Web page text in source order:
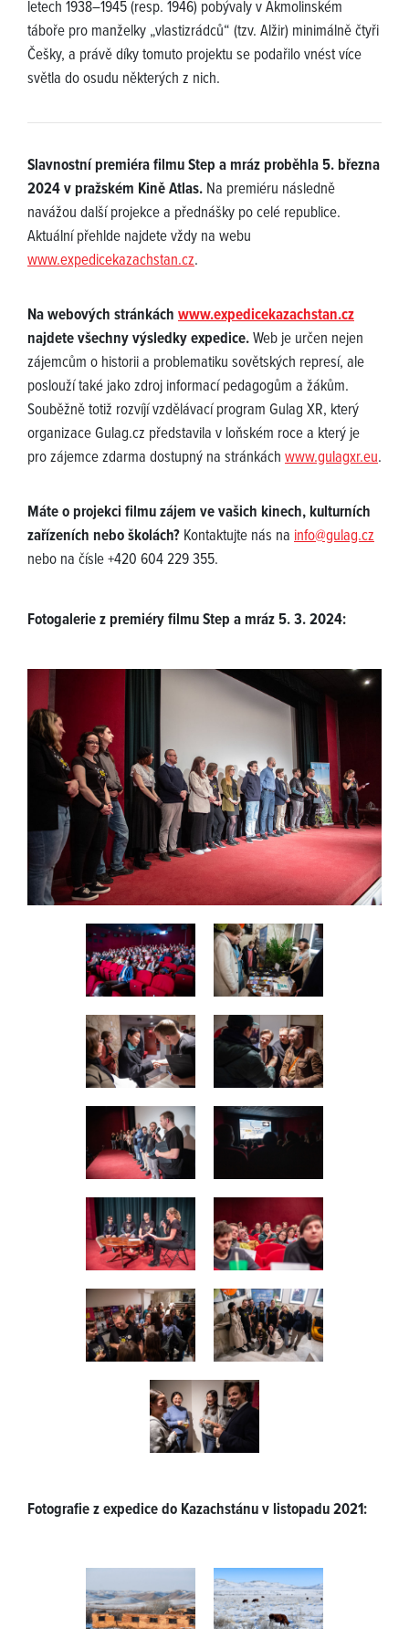
letech 1938–1945 (resp. 1946) pobývaly v Akmolinském
táboře pro manželky „vlastizrádců“ (tzv. Alžir) minimálně čtyři
Češky, a právě díky tomuto projektu se podařilo vnést více
světla do osudu některých z nich.
Slavnostní premiéra filmu Step a mráz proběhla 5. března
2024 v pražském Kině Atlas. Na premiéru následně
navážou další projekce a přednášky po celé republice.
Aktuální přehlde najdete vždy na webu
www.expedicekazachstan.cz.
Na webových stránkách www.expedicekazachstan.cz
najdete všechny výsledky expedice.Web je určen nejen
zájemcům o historii a problematiku sovětských represí, ale
poslouží také jako zdroj informací pedagogům a žákům.
Souběžně totiž rozvíjí vzdělávací program Gulag XR, který
organizace Gulag.cz představila v loňském roce a který je
pro zájemce zdarma dostupný na stránkách www.gulagxr.eu.
Máte o projekci filmu zájem ve vašich kinech, kulturních
zařízeních nebo školách? Kontaktujte nás na info@gulag.cz
nebo na čísle +420 604 229 355.
Fotogalerie z premiéry filmu Step a mráz 5. 3. 2024:
Fotografie z expedice do Kazachstánu v listopadu 2021: